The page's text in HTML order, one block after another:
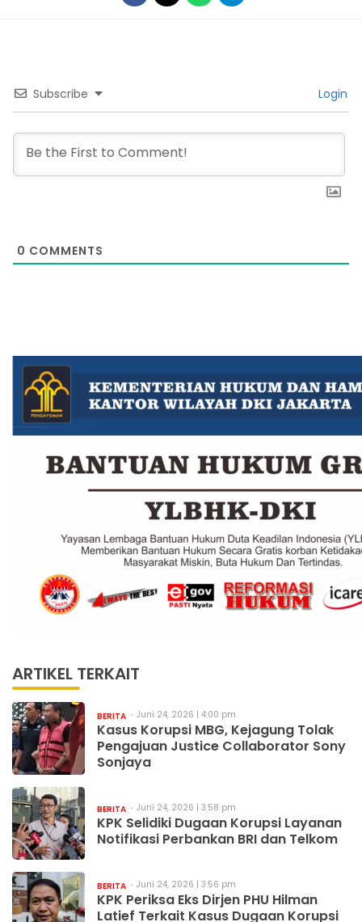
Subscribe Login
0 COMMENTS
ARTIKEL TERKAIT
BERITA Juni 24, 2026 | 4:00 pm
Kasus Korupsi MBG, Kejagung Tolak
Pengajuan Justice Collaborator Sony
Sonjaya
BERITA Juni 24, 2026 | 3:58 pm
KPK Selidiki Dugaan Korupsi Layanan
Notifikasi Perbankan BRI dan Telkom
BERITA Juni 24, 2026 | 3:56 pm
KPK Periksa Eks Dirjen PHU Hilman
Latief Terkait Kasus Dugaan Korupsi